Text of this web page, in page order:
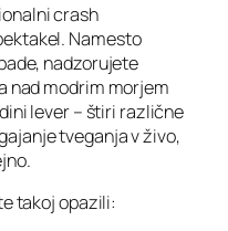
crash
Namesto
nadzorujete
nad modrim morjem
lever – štiri različne
tveganja v živo,
takoj opazili: